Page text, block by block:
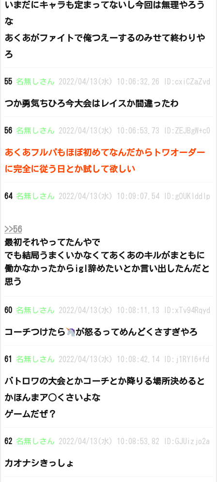
いまだにキャラも定まってないし今回は無理やろう
な
あくあがファイトで俺つえーするのみせて終わりや
ろ
55 名無しさん 2022/04/13(水) 10:06:32.26 ID:cxiCZaZvd
つか勇気ちひろ今大会はレイスか間違ったわ
56 名無しさん 2022/04/13(水) 10:06:53.73 ID:ZEJBgW+c0
あくあフルパもほぼ初めてなんだからトワオーダー
に完全に従う日とか試して欲しい
64 名無しさん 2022/04/13(水) 10:09:07.54 ID:gOUKlddIp
>>56
最初それやってたんやで
でも結局うまくいかなくてあくあのキルがまともに
働かなかったからigl辞めたいとか言い出したんだと
思う
60 名無しさん 2022/04/13(水) 10:08:11.13 ID:xTv94Rqyd
コーチつけたら が怒るってめんどくさすぎやろ
61 名無しさん 2022/04/13(水) 10:08:42.14 ID:j1RYl6+fd
バトロワの大会とかコーチとか降りる場所決めると
かほんまア○くさいよな
ゲームだぜ？
62 名無しさん 2022/04/13(水) 10:08:53.82 ID:GJUizjo2a
カオナシきっしょ